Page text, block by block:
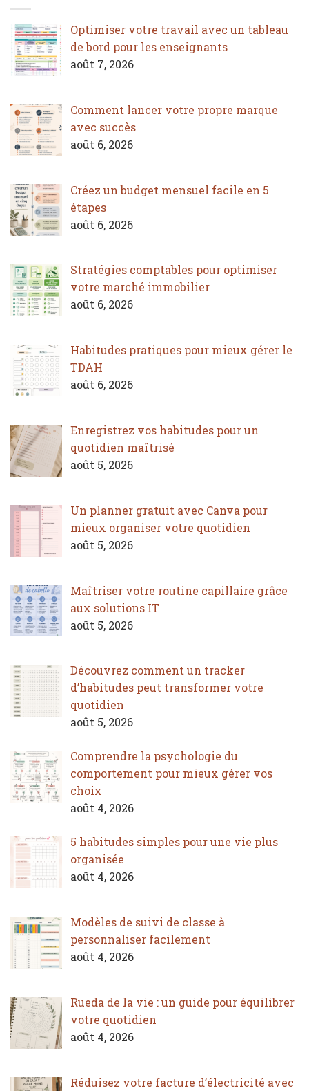
Optimiser votre travail avec un tableau
de bord pour les enseignants
août 7, 2026
Comment lancer votre propre marque
avec succès
août 6, 2026
Créez un budget mensuel facile en 5
étapes
août 6, 2026
Stratégies comptables pour optimiser
votre marché immobilier
août 6, 2026
Habitudes pratiques pour mieux gérer le
TDAH
août 6, 2026
Enregistrez vos habitudes pour un
quotidien maîtrisé
août 5, 2026
Un planner gratuit avec Canva pour
mieux organiser votre quotidien
août 5, 2026
Maîtriser votre routine capillaire grâce
aux solutions IT
août 5, 2026
Découvrez comment un tracker
d’habitudes peut transformer votre
quotidien
août 5, 2026
Comprendre la psychologie du
comportement pour mieux gérer vos
choix
août 4, 2026
5 habitudes simples pour une vie plus
organisée
août 4, 2026
Modèles de suivi de classe à
personnaliser facilement
août 4, 2026
Rueda de la vie : un guide pour équilibrer
votre quotidien
août 4, 2026
Réduisez votre facture d’électricité avec